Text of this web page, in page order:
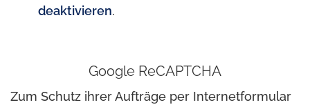
deaktivieren.
Google ReCAPTCHA
Zum Schutz ihrer Aufträge per Internetformular